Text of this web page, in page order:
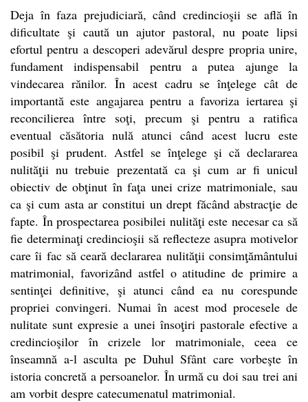
Deja în faza prejudiciară, când credincioşii se află în
dificultate şi caută un ajutor pastoral, nu poate lipsi
efortul pentru a descoperi adevărul despre propria unire,
fundament indispensabil pentru a putea ajunge la
vindecarea rănilor. În acest cadru se înţelege cât de
importantă este angajarea pentru a favoriza iertarea şi
reconcilierea între soţi, precum şi pentru a ratifica
eventual căsătoria nulă atunci când acest lucru este
posibil şi prudent. Astfel se înţelege şi că declararea
nulităţii nu trebuie prezentată ca şi cum ar fi unicul
obiectiv de obţinut în faţa unei crize matrimoniale, sau
ca şi cum asta ar constitui un drept făcând abstracţie de
fapte. În prospectarea posibilei nulităţi este necesar ca să
fie determinaţi credincioşii să reflecteze asupra motivelor
care îi fac să ceară declararea nulităţii consimţământului
matrimonial, favorizând astfel o atitudine de primire a
sentinţei definitive, şi atunci când ea nu corespunde
propriei convingeri. Numai în acest mod procesele de
nulitate sunt expresie a unei însoţiri pastorale efective a
credincioşilor în crizele lor matrimoniale, ceea ce
înseamnă a-l asculta pe Duhul Sfânt care vorbeşte în
istoria concretă a persoanelor. În urmă cu doi sau trei ani
am vorbit despre catecumenatul matrimonial.